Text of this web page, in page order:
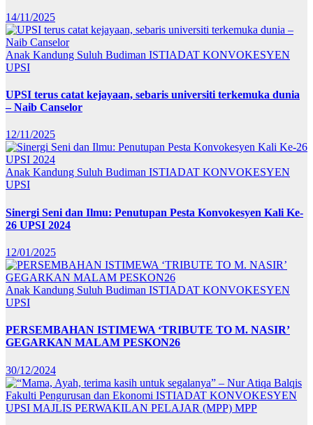
14/11/2025
Anak Kandung Suluh Budiman ISTIADAT KONVOKESYEN
UPSI
UPSI terus catat kejayaan, sebaris universiti terkemuka dunia
– Naib Canselor
12/11/2025
Anak Kandung Suluh Budiman ISTIADAT KONVOKESYEN
UPSI
Sinergi Seni dan Ilmu: Penutupan Pesta Konvokesyen Kali Ke-
26 UPSI 2024
12/01/2025
Anak Kandung Suluh Budiman ISTIADAT KONVOKESYEN
UPSI
PERSEMBAHAN ISTIMEWA ‘TRIBUTE TO M. NASIR’
GEGARKAN MALAM PESKON26
30/12/2024
Fakulti Pengurusan dan Ekonomi ISTIADAT KONVOKESYEN
UPSI MAJLIS PERWAKILAN PELAJAR (MPP) MPP